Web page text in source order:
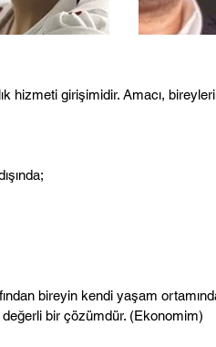
hizmeti girişimidir. Amacı,
bireyin kendi yaşam
bir çözümdür. (Ekonomim)